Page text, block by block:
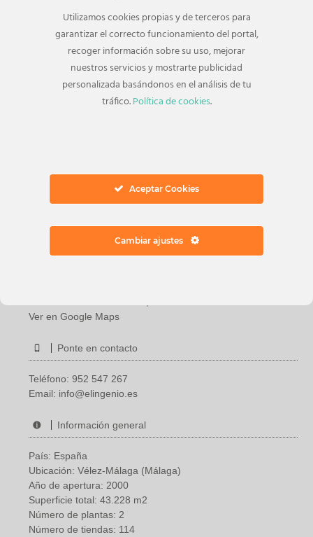
Dirección
Avenida Juan Carlos I, 18
Ver en Google Maps
Ponte en contacto
Teléfono: 952 547 267
Email: info@elingenio.es
Información general
País: España
Ubicación: Vélez-Málaga (Málaga)
Año de apertura: 2000
Superficie total: 43.228 m2
Número de plantas: 2
Número de tiendas: 114
Utilizamos cookies propias y de terceros para
garantizar el correcto funcionamiento del portal,
recoger información sobre su uso, mejorar
nuestros servicios y mostrarte publicidad
personalizada basándonos en el análisis de tu
tráfico.Política de cookies.
Aceptar Cookies
Cambiar ajustes